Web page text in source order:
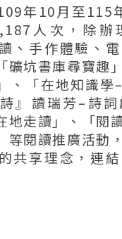
年10月至115
人次，除辦
、手作體驗、
礦坑書庫尋寶趣
、「在地知識學
』讀瑞芳–詩詞
地走讀」、「閱
等閱讀推廣活動
共享理念，連